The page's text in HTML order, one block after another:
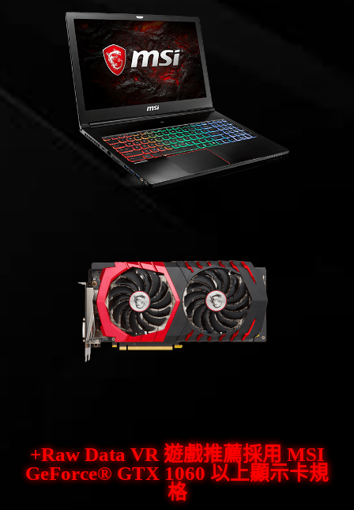
+Raw Data VR 遊戲推薦採用 MSI
GeForce® GTX 1060 以上顯示卡規
格